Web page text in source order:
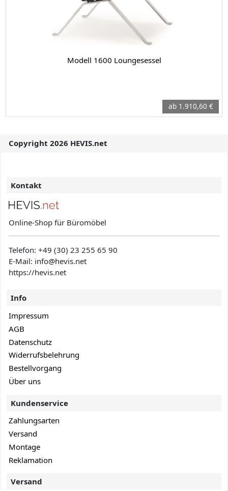
Modell 1600 Loungesessel
ab 1.910,60 €
Copyright 2026 HEVIS.net
Kontakt
Online-Shop für Büromöbel
Telefon:+49 (30) 23 255 65 90
E-Mail: info@hevis.net
https://hevis.net
Info
Impressum
AGB
Datenschutz
Widerrufsbelehrung
Bestellvorgang
Über uns
Kundenservice
Zahlungsarten
Versand
Montage
Reklamation
Versand